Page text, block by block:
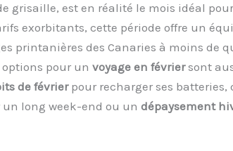
grisaille, est en réalité le mois idéal
exorbitants, cette période offre un
printanières des Canaries à moins de
pour un voyage en févriersont
de févrierpour recharger ses batteries,
long week-end ou un dépaysement